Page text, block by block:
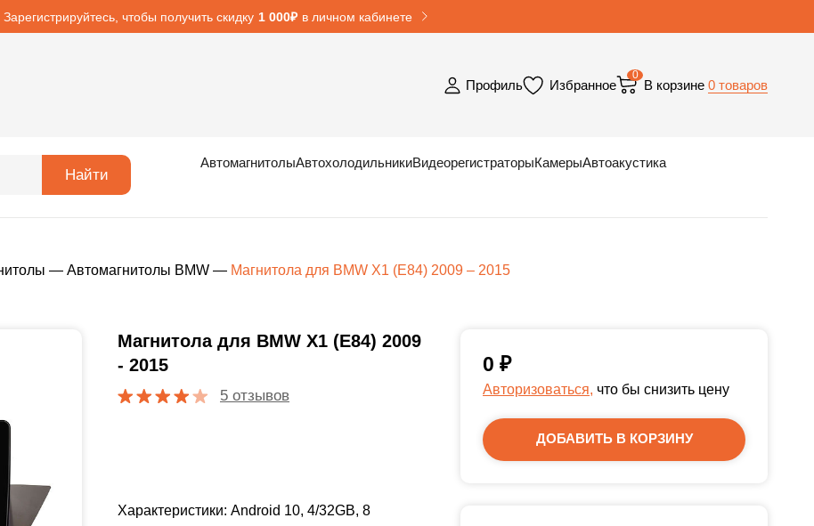
Зарегистрируйтесь, чтобы получить скидку 1 000₽ в личном кабинете
Профиль Избранное
0
В корзине 0 товаров
Найти
АвтомагнитолыАвтохолодильникиВидеорегистраторыКамерыАвтоакустика
— Автомагнитолы BMW — Магнитола для BMW X1 (E84) 2009 – 2015
Магнитола для BMW X1 (E84) 2009
- 2015
5 отзывов
Характеристики: Android 10, 4/32GB, 8
0 ₽
Авторизоваться, что бы снизить цену
ДОБАВИТЬ В КОРЗИНУ